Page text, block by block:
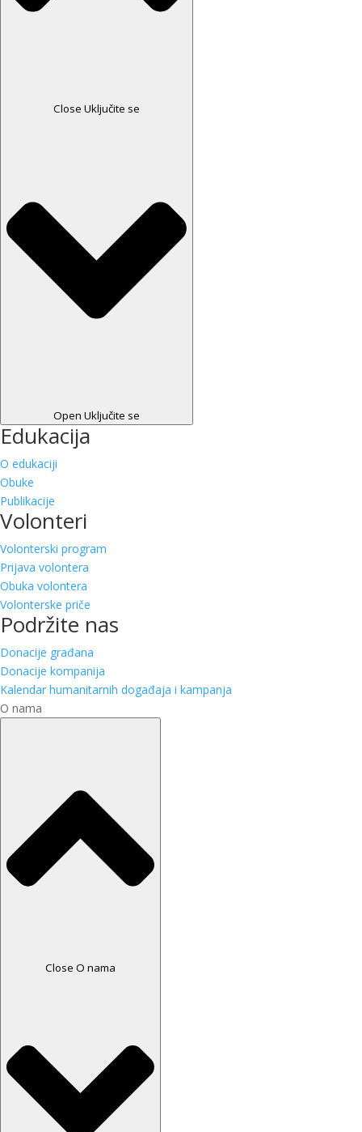
Close Uključite se
Open Uključite se
Edukacija
O edukaciji
Obuke
Publikacije
Volonteri
Volonterski program
Prijava volontera
Obuka volontera
Volonterske priče
Podržite nas
Donacije građana
Donacije kompanija
Kalendar humanitarnih događaja i kampanja
O nama
Close O nama